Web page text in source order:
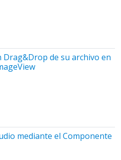
de su archivo en
mediante el Componente